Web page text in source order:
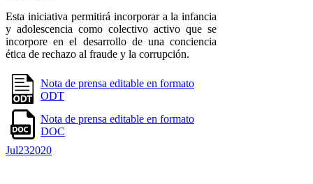
Esta iniciativa permitirá incorporar a la infancia
y adolescencia como colectivo activo que se
incorpore en el desarrollo de una conciencia
ética de rechazo al fraude y la corrupción.
Nota de prensa editable en formato
ODT
Nota de prensa editable en formato
DOC
Jul232020